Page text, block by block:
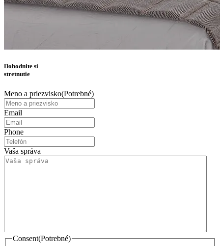
Dohodnite si
stretnutie
Meno a priezvisko(Potrebné)
Email
Phone
Vaša správa
Consent(Potrebné)